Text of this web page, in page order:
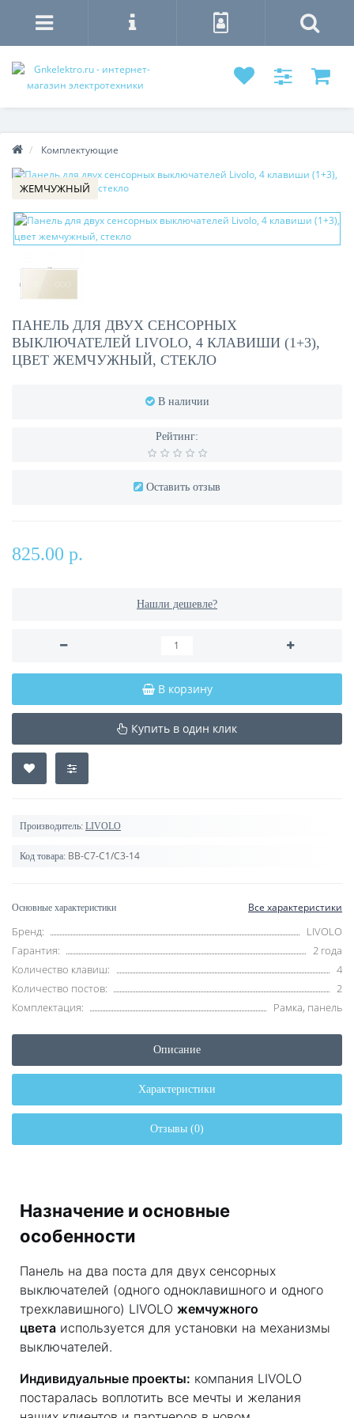
Комплектующие
ЖЕМЧУЖНЫЙ
ПАНЕЛЬ ДЛЯ ДВУХ СЕНСОРНЫХ
ВЫКЛЮЧАТЕЛЕЙ LIVOLO, 4 КЛАВИШИ (1+3),
ЦВЕТ ЖЕМЧУЖНЫЙ, СТЕКЛО
В наличии
Рейтинг:
Оставить отзыв
825.00 р.
Нашли дешевле?
В корзину
Купить в один клик
Производитель: LIVOLO
Код товара: BB-C7-C1/C3-14
Основные характеристики Все характеристики
Бренд:
LIVOLO
Гарантия:
2 года
Количество клавиш:
4
Количество постов:
2
Комплектация:
Рамка, панель
Описание
Характеристики
Отзывы (0)
Назначение и основные
особенности
Панель на два поста для двух сенсорных
выключателей (одного одноклавишного и одного
трехклавишного) LIVOLO жемчужного
цвета используется для установки на механизмы
выключателей.
Индивидуальные проекты: компания LIVOLO
постаралась воплотить все мечты и желания